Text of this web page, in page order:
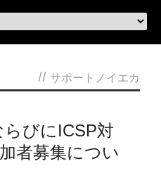
// サポートノイエカ
らびにICSP対
者募集につい